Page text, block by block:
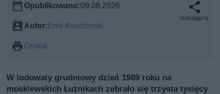
Opublikowano:09.08.2026
Autor:Emil Kwidziński
Drukuj
Udostępnij
W lodowaty grudniowy dzień 1989 roku na
moskiewskich Łużnikach zebrało się trzysta tysięcy